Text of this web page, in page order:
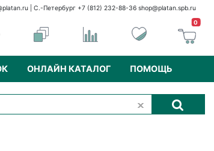
| С.-Петербург +7 (812) 232-88-36 shop@platan.spb.ru
0
ОНЛАЙН КАТАЛОГ ПОМОЩЬ